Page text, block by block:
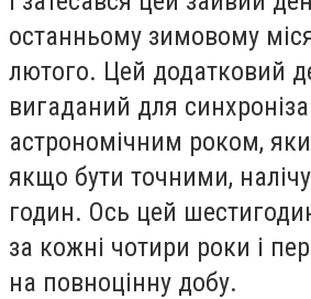
останньому зимовому
лютого. Цей додатковий
вигаданий для
астрономічним роком,
якщо бути точними,
годин. Ось цей
за кожні чотири роки і
на повноцінну добу.